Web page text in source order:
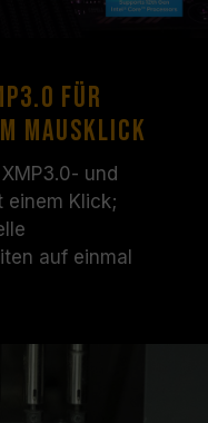
für
Mausklick
und
einem Klick;
auf einmal